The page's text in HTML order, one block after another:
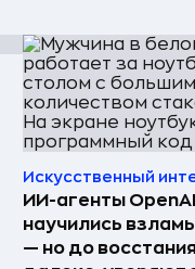
Искусственный
ИИ-агенты
научились
— но до